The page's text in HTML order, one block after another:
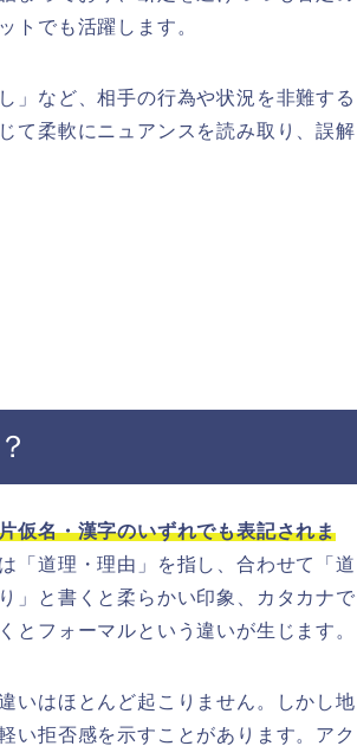
トでも活躍します。
」など、相手の行為や状況を非難する
て柔軟にニュアンスを読み取り、誤解
仮名・漢字のいずれでも表記されま
「道理・理由」を指し、合わせて「道
」と書くと柔らかい印象、カタカナで
とフォーマルという違いが生じます。
いはほとんど起こりません。しかし地
い拒否感を示すことがあります。アク